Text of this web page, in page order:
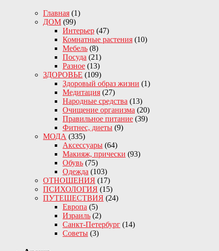
Главная (1)
ДОМ (99)
Интерьер (47)
Комнатные растения (10)
Мебель (8)
Посуда (21)
Разное (13)
ЗДОРОВЬЕ (109)
Здоровый образ жизни (1)
Медитация (27)
Народные средства (13)
Очищение организма (20)
Правильное питание (39)
Фитнес, диеты (9)
МОДА (335)
Аксессуары (64)
Макияж, прически (93)
Обувь (75)
Одежда (103)
ОТНОШЕНИЯ (17)
ПСИХОЛОГИЯ (15)
ПУТЕШЕСТВИЯ (24)
Европа (5)
Израиль (2)
Санкт-Петербург (14)
Советы (3)